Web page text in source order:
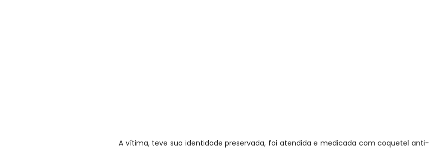
A vítima, teve sua identidade preservada, foi atendida e medicada com coquetel anti-